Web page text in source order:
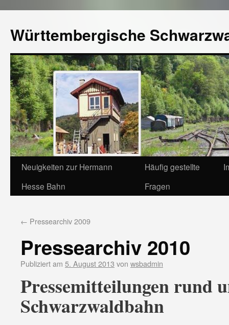
Württembergische
Neuigkeiten zur Hermann
Hesse Bahn
Häufig gestellte
Fragen
← Pressearchiv 2009
Pressearchiv 2010
Publiziert am 5. August 2013 von wsbadmin
Pressemitteilungen rund
Schwarzwaldbahn